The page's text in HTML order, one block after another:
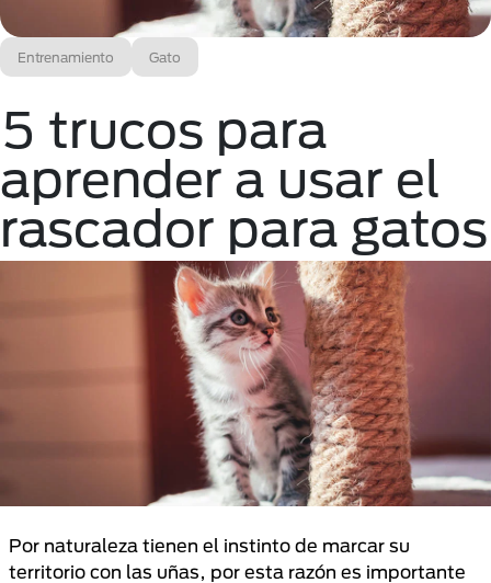
Entrenamiento Gato
5 trucos para
aprender a usar el
rascador para gatos
Por naturaleza tienen el instinto de marcar su
territorio con las uñas, por esta razón es importante